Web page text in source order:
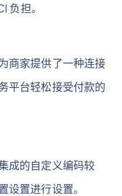
负担。
商家提供了一种连接
平台轻松接受付款的
成的自定义编码较
设置进行设置。